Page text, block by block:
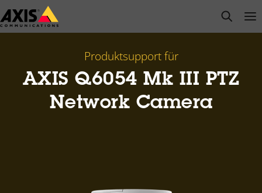
Zum
Hauptinhalt
open
Produktsupport für
AXIS Q6054 Mk III PTZ
Network Camera